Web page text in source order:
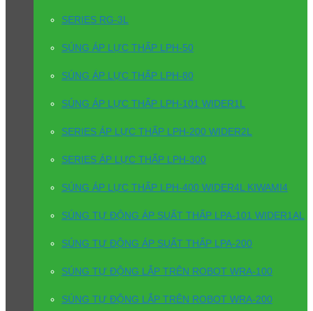
SERIES RG-3L
SÚNG ÁP LỰC THẤP LPH-50
SÚNG ÁP LỰC THẤP LPH-80
SÚNG ÁP LỰC THẤP LPH-101 WIDER1L
SERIES ÁP LỰC THẤP LPH-200 WIDER2L
SERIES ÁP LỰC THẤP LPH-300
SÚNG ÁP LỰC THẤP LPH-400 WIDER4L KIWAMI4
SÚNG TỰ ĐỘNG ÁP SUẤT THẤP LPA-101 WIDER1AL
SÚNG TỰ ĐỘNG ÁP SUẤT THẤP LPA-200
SÚNG TỰ ĐỘNG LẮP TRÊN ROBOT WRA-100
SÚNG TỰ ĐỘNG LẮP TRÊN ROBOT WRA-200